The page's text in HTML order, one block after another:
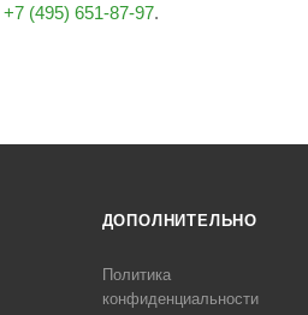
+7 (495) 651-87-97.
ДОПОЛНИТЕЛЬНО
Политика
конфиденциальности